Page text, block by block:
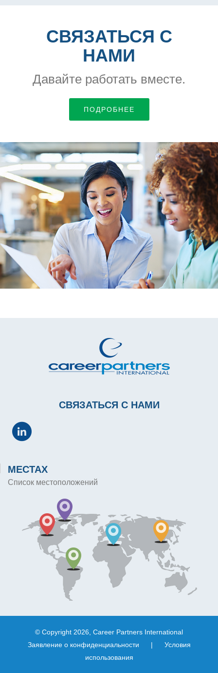
СВЯЗАТЬСЯ С
НАМИ
Давайте работать вместе.
ПОДРОБНЕЕ
СВЯЗАТЬСЯ С НАМИ
МЕСТАХ
Список местоположений
© Copyright 2026, Career Partners International
Заявление о конфиденциальности
|
Условия
использования